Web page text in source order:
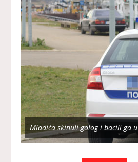
Mladića skinuli golog i bacili ga